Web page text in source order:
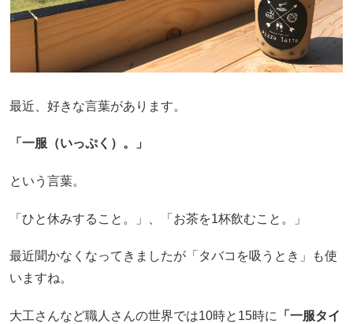
最近、好きな言葉があります。
「一服（いっぷく）。」
という言葉。
「ひと休みすること。」、「お茶を1杯飲むこと。」
最近聞かなくなってきましたが「タバコを吸うとき」も使
いますね。
大工さんなど職人さんの世界では10時と15時に
「一服タイ